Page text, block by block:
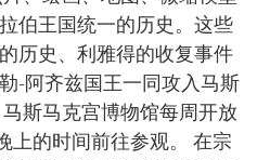
伯王国统一的历史。这些
历史、利雅得的收复事件
-阿齐兹国王一同攻入马斯
斯马克宫博物馆每周开放
上的时间前往参观。 在宗